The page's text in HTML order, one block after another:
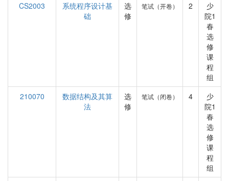
CS2003
系统程序设计基
础
选
修
笔试（开卷） 2
少
院1
春
选
修
课
程
组
210070
数据结构及其算
法
选
修
笔试（闭卷） 4
少
院1
春
选
修
课
程
组